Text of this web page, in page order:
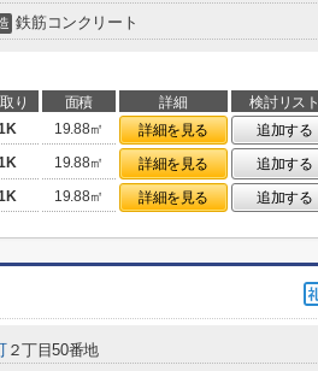
鉄筋コンクリート
り 面積 詳細
検討リスト
19.88㎡ 詳細を見る
追加する
19.88㎡ 詳細を見る
追加する
19.88㎡ 詳細を見る 追加する
２丁目50番地